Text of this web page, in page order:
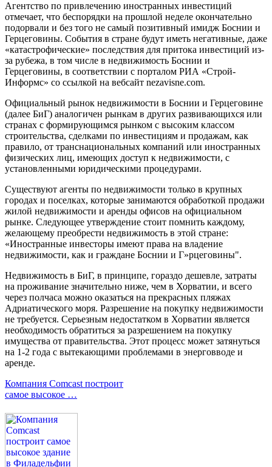
Агентство по привлечению иностранных инвестиций
отмечает, что беспорядки на прошлой неделе окончательно
подорвали и без того не самый позитивный имидж Боснии и
Герцеговины. События в стране будут иметь негативные, даже
«катастрофические» последствия для притока инвестиций из-
за рубежа, в том числе в недвижимость Боснии и
Герцеговины, в соответствии с порталом РИА «Строй-
Информс» со ссылкой на вебсайт nezavisne.com.
Официальный рынок недвижимости в Боснии и Герцеговине
(далее БиГ) аналогичен рынкам в других развивающихся или
странах с формирующимся рынком с высоким классом
строительства, сделками по инвестициям и продажам, как
правило, от транснациональных компаний или иностранных
физических лиц, имеющих доступ к недвижимости, с
установленными юридическими процедурами.
Существуют агенты по недвижимости только в крупных
городах и поселках, которые занимаются обработкой продажи
жилой недвижимости и аренды офисов на официальном
рынке. Следующее утверждение стоит помнить каждому,
желающему преобрести недвижимость в этой стране:
«Иностранные инвесторы имеют права на владение
недвижимости, как и граждане Боснии и Г»рцеговины".
Недвижимость в БиГ, в принципе, гораздо дешевле, затраты
на проживание значительно ниже, чем в Хорватии, и всего
через полчаса можно оказаться на прекрасных пляжах
Адриатического моря. Разрешение на покупку недвижимости
не требуется. Серьезным недостатком в Хорватии является
необходимость обратиться за разрешением на покупку
имущества от правительства. Этот процесс может затянуться
на 1-2 года с вытекающими проблемами в энерговводе и
аренде.
Компания Comcast построит
самое высокое …